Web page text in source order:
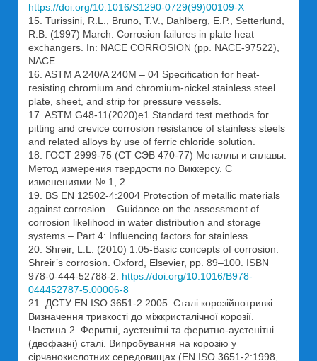
https://doi.org/10.1016/S1290-0729(99)00109-X
15. Turissini, R.L., Bruno, T.V., Dahlberg, E.P., Setterlund,
R.B. (1997) March. Corrosion failures in plate heat
exchangers. In: NACE CORROSION (pp. NACE-97522),
NACE.
16. ASTM A 240/A 240M – 04 Specification for heat-
resisting chromium and chromium-nickel stainless steel
plate, sheet, and strip for pressure vessels.
17. ASTM G48-11(2020)e1 Standard test methods for
pitting and crevice corrosion resistance of stainless steels
and related alloys by use of ferric chloride solution.
18. ГОСТ 2999-75 (СТ СЭВ 470-77) Металлы и сплавы.
Метод измерения твердости по Виккерсу. С
изменениями № 1, 2.
19. BS EN 12502-4:2004 Protection of metallic materials
against corrosion – Guidance on the assessment of
corrosion likelihood in water distribution and storage
systems – Part 4: Influencing factors for stainless.
20. Shreir, L.L. (2010) 1.05-Basic concepts of corrosion.
Shreir’s corrosion. Oxford, Elsevier, pp. 89–100. ISBN
978-0-444-52788-2. https://doi.org/10.1016/B978-
044452787-5.00006-8
21. ДСТУ EN ISO 3651-2:2005. Сталі корозійнотривкі.
Визначення тривкості до міжкристалічної корозії.
Частина 2. Феритні, аустенітні та феритно-аустенітні
(двофазні) сталі. Випробування на корозію у
сірчанокислотних середовищах (EN ISO 3651-2:1998,